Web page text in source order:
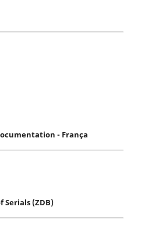
- França
Serials (ZDB)